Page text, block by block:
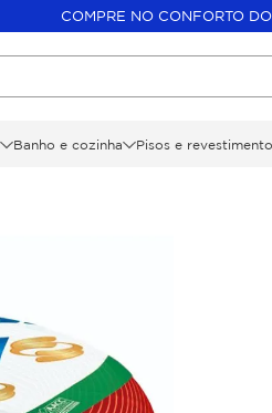
COMPRE NO CONFORTO
Banho e cozinha Pisos e